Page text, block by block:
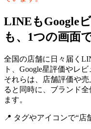
LINEもGoogle
も、1つの画面
全国の店舗に日々届く
ト、Google星評価やレ
それらは、店舗評価や
ると同時に、ブランド
ます。
📍 タグやアイコンで“店